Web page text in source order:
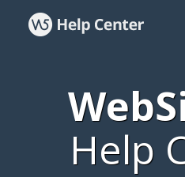
Help